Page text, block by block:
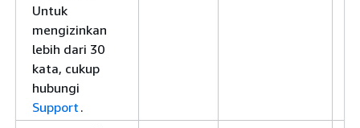
Untuk
mengizinkan
lebih dari 30
kata, cukup
hubungi
Support .